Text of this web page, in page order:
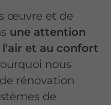
œuvre et de
une attention
et au confort
nous
rénovation
de